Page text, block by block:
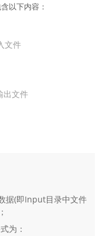
以下内容：
文件
出文件
据(即Input目录中文件
为：